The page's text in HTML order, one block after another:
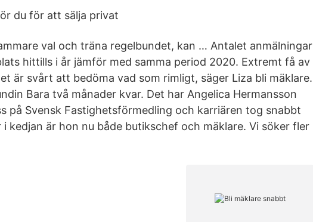
du för att sälja privat
val och träna regelbundet, kan … Antalet anmälningar
hittills i år jämför med samma period 2020. Extremt få av
är svårt att bedöma vad som rimligt, säger Liza bli mäklare.
Bara två månader kvar. Det har Angelica Hermansson
på Svensk Fastighetsförmedling och karriären tog snabbt
kedjan är hon nu både butikschef och mäklare. Vi söker fler